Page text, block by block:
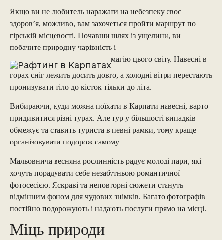
Якщо ви не любитель наражати на небезпеку своє
здоров’я, можливо, вам захочеться пройти маршрут по
гірській місцевості. Почавши шлях із ущелини, ви
побачите природну чарівність і
магію цього світу. Навесні в
горах сніг лежить досить довго, а холодні вітри перестають
пронизувати тіло до кісток тільки до літа.
Вибираючи, куди можна поїхати в Карпати навесні, варто
придивитися різні турах. Але тур у більшості випадків
обмежує та ставить туриста в певні рамки, тому краще
організовувати подорож самому.
Мальовнича весняна рослинність радує молоді пари, які
хочуть порадувати себе незабутньою романтичної
фотосесією. Яскраві та неповторні сюжети стануть
відмінним фоном для чудових знімків. Багато фотографів
постійно подорожують і надають послуги прямо на місці.
Міць природи